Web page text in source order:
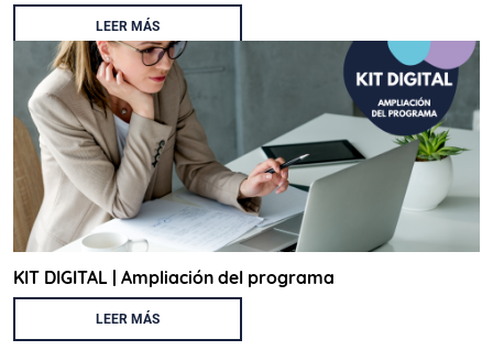
LEER MÁS
KIT DIGITAL | Ampliación del programa
LEER MÁS